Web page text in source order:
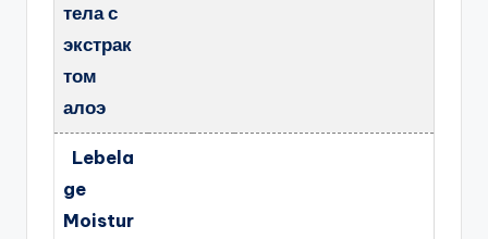
тела с
экстрак
том
алоэ
Lebela
ge
Moistur